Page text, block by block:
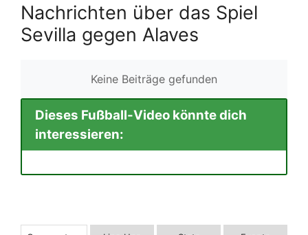
Nachrichten über das Spiel
Sevilla gegen Alaves
Keine Beiträge gefunden
Dieses Fußball-Video könnte dich
interessieren: